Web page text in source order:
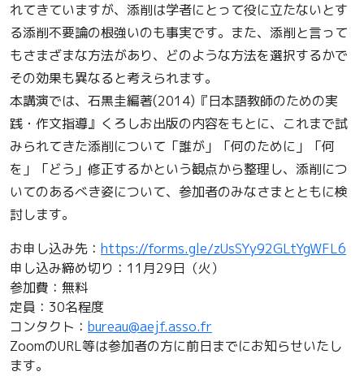
れてきていますが、 添削は学者にとって役に立たないとす
る添削不要論の根強いのも事実です。また、添削と言って
もさまざまな方法があり、 どのような方法を選択するかで
その効果も異なると考えられます。
本講演では、石黒圭編著(2014)『日本語教師のための実
践・ 作文指導』くろしお出版の内容をもとに、 これまで試
みられてきた添削について「誰が」「何のために」「何
を」「どう」修正するかという観点から整理し、 添削につ
いてのあるべき姿について、 参加者のみなさまとともに検
討します。
お申し込み先： https://forms.gle/zUsSYy92GLtYgWFL6
申し込み締め切り：11月29日（火）
参加費：無料
定員：30名程度
コンタクト： bureau@aejf.asso.fr
ZoomのURL等は参加者の方に前日までにお知らせいたし
ます。